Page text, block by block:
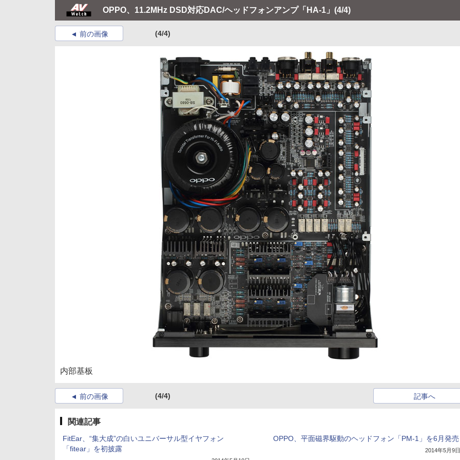
OPPO、11.2MHz DSD対応DAC/ヘッドフォンアンプ「HA-1」 (4/4)
前の画像 (4/4)
内部基板
前の画像 (4/4) 記事へ
関連記事
FitEar、“集大成”の白いユニバーサル型イヤフォン
「fitear」を初披露
OPPO、平面磁界駆動のヘッドフォン「PM-1」を6月発売
2014年5月9日